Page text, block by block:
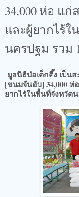
34,000 ห่อ แก่
และผู้ยากไร้
นครปฐม รวม
มูลนิธิป่อเต็กตึ๊ง เป็น
[ขนมจันอับ] 34,000 ห่
ยากไร้ในพื้นที่จังหวัด